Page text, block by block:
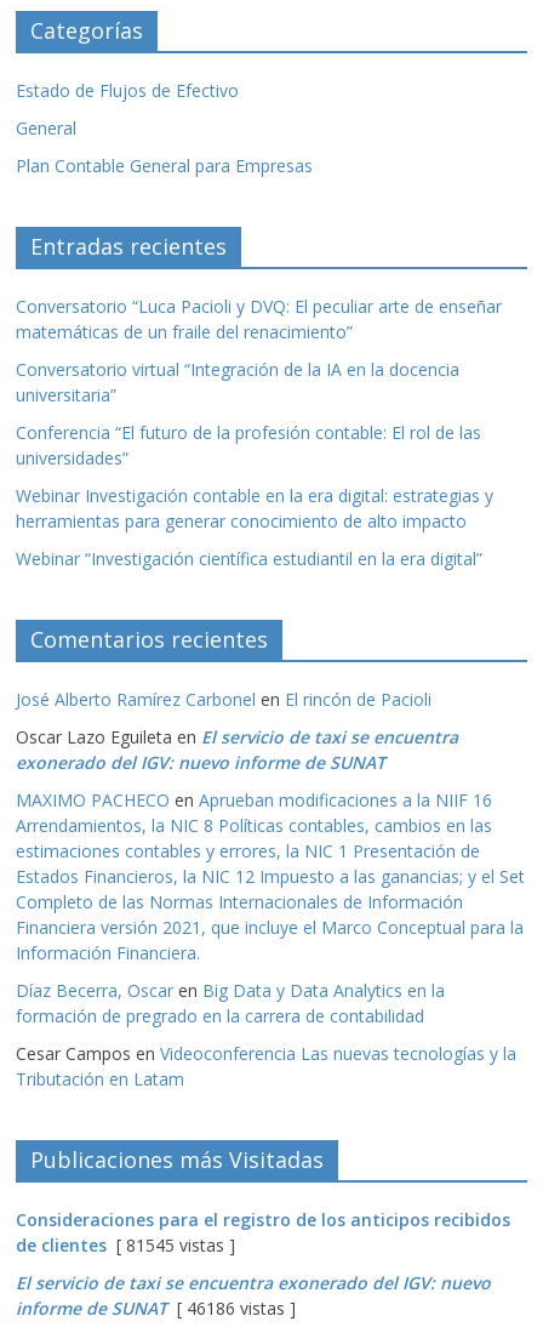
Categorías
Estado de Flujos de Efectivo
General
Plan Contable General para Empresas
Entradas recientes
Conversatorio “Luca Pacioli y DVQ: El peculiar arte de enseñar
matemáticas de un fraile del renacimiento”
Conversatorio virtual “Integración de la IA en la docencia
universitaria”
Conferencia “El futuro de la profesión contable: El rol de las
universidades”
Webinar Investigación contable en la era digital: estrategias y
herramientas para generar conocimiento de alto impacto
Webinar “Investigación científica estudiantil en la era digital”
Comentarios recientes
José Alberto Ramírez Carbonel en El rincón de Pacioli
Oscar Lazo Eguileta en El servicio de taxi se encuentra
exonerado del IGV: nuevo informe de SUNAT
MAXIMO PACHECO enAprueban modificaciones a la NIIF 16
Arrendamientos, la NIC 8 Políticas contables, cambios en las
estimaciones contables y errores, la NIC 1 Presentación de
Estados Financieros, la NIC 12 Impuesto a las ganancias; y el Set
Completo de las Normas Internacionales de Información
Financiera versión 2021, que incluye el Marco Conceptual para la
Información Financiera.
Díaz Becerra, Oscar en Big Data y Data Analytics en la
formación de pregrado en la carrera de contabilidad
Cesar Campos enVideoconferencia Las nuevas tecnologías y la
Tributación en Latam
Publicaciones más Visitadas
Consideraciones para el registro de los anticipos recibidos
de clientes [ 81545 vistas ]
El servicio de taxi se encuentra exonerado del IGV: nuevo
informe de SUNAT[ 46186 vistas ]